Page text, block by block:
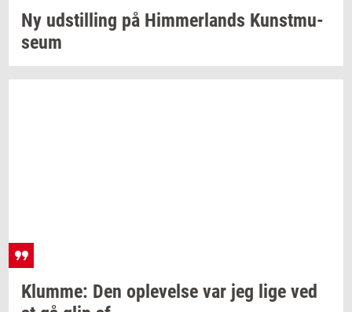
Ny ud­stil­ling på Him­mer­lands Kunst­mu­
se­um
Klum­me: Den op­le­vel­se var jeg lige ved